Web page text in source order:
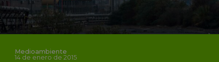
Medioambiente
14 de enero de 2015